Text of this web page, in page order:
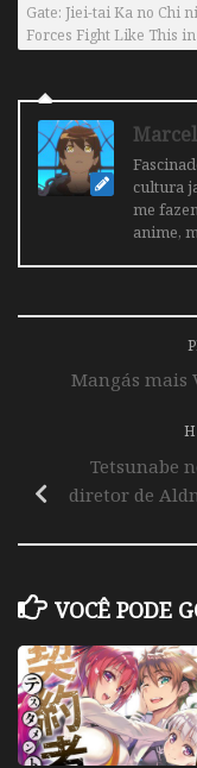
Gate: Jiei-tai Ka no Chi
Forces Fight Like This
cultura
me
anime,
Mangás mais
Tetsunabe
diretor de
VOCÊ PODE